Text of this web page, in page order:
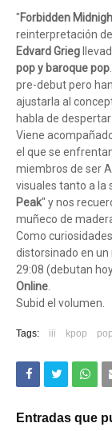
"Forbidden
reinterpretación
Edvard Grieg
pop y baroque pop
pre-debut pero
ajustarla al
habla de
Viene
el que se
miembros de ser
visuales tanto a la
Peak" y nos
muñeco de
Como
distorsinado en
29:08 (debutan
Online
Subid el volumen.
Tags: iii kpop
Entradas que